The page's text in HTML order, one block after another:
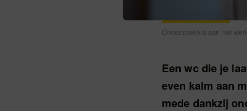
Onderzoekers aan het
Een wc die je
even kalm aan
mede dankzij